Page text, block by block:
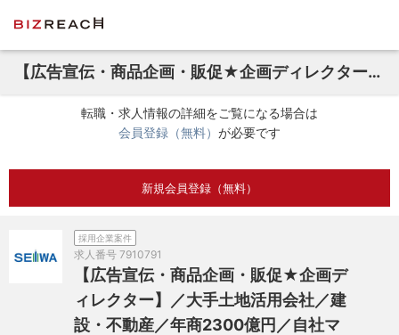
【広告宣伝・商品企画・販促★企画ディレクター】／大手土地活用会社／建設・不動産／年商2300億円／自社マンション設計・建築／国内主要都市／人脈・アイデアを生かせる
転職・求人情報の詳細をご覧になる場合は
会員登録（無料） が必要です
新規会員登録（無料）
採用企業案件
求人番号 7910791
【広告宣伝・商品企画・販促★企画デ
ィレクター】／大手土地活用会社／建
設・不動産／年商2300億円／自社マ